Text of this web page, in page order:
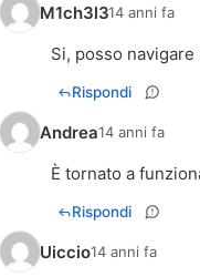
M1ch3l314 anni fa
Si, posso
Rispondi
Andrea14 anni fa
È tornato a
Rispondi
Uiccio14 anni fa